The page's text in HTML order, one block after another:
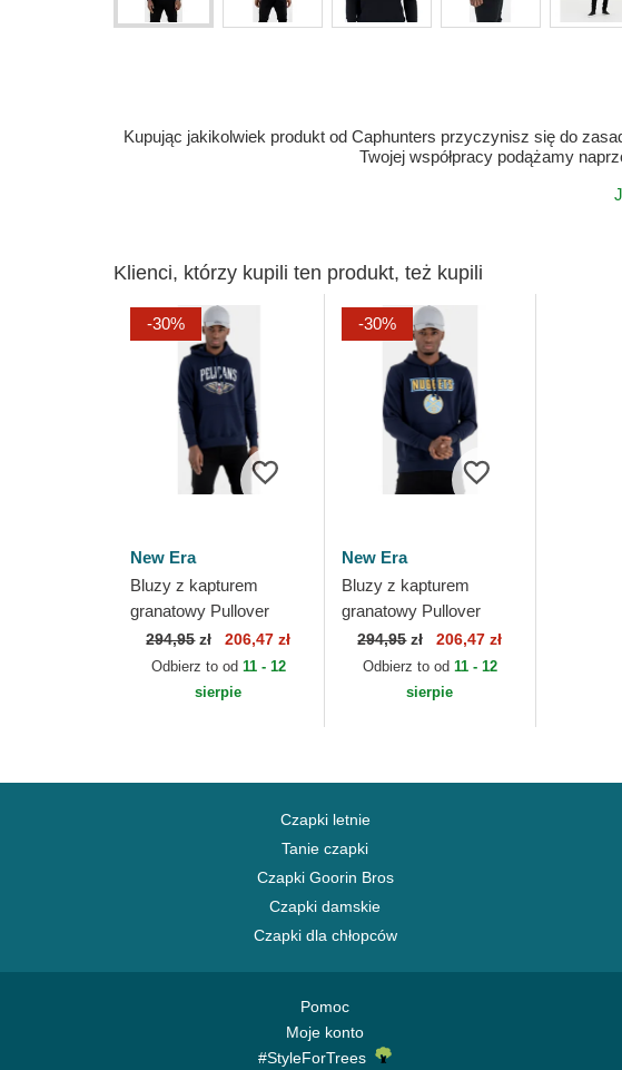
Kupując jakikolwiek produkt od Caphunters przyczynisz się do
Twojej współpracy podążamy
Klienci, którzy kupili ten produkt, też kupili
-30%
New Era
Bluzy z kapturem
granatowy Pullover
Hoody New Orleans
Pelicans NBA New Era
294,95zł 206,47 zł
Odbierz to od 11 - 12
sierpie
-30%
New Era
Bluzy z kapturem
granatowy Pullover
Hoody Denver Nuggets
NBA New Era
294,95zł 206,47 zł
Odbierz to od 11 - 12
sierpie
Czapki letnie
Tanie czapki
Czapki Goorin Bros
Czapki damskie
Czapki dla chłopców
Pomoc
Moje konto
#StyleForTrees